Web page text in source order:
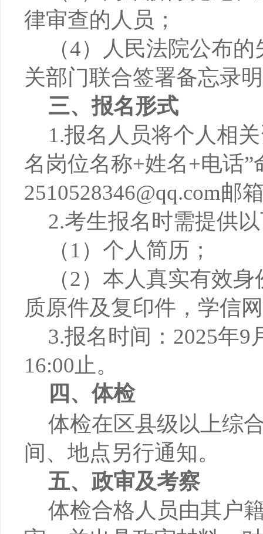
律审查的人员；
（4）
人民法院公布
关部门联合签署备忘录
三、报名形式
1.报名人员将个人相
名岗位名称+姓名+电话”
2510528346@qq.com邮
2.考生报名时需提供
（1）个人简历；
（2） 本人真实有效身
质原件及复印件，学信
3.报名时间：2025年9
16:00止。
四、体检
体检在区县级以上综
间、地点另行通知。
五、 政审及考察
体检合格人员由其户